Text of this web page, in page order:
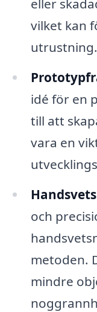
eller
vilket kan
utrustning.
idé för en
till att
vara en
och
metoden.
mindre